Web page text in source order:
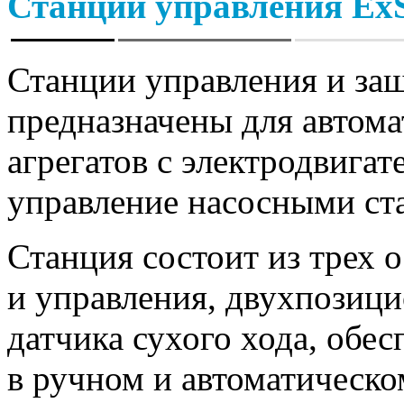
Станции управления и
предназначены для
агрегатов с
управление насосными
Станция состоит из
и управления,
датчика сухого хода,
в ручном и